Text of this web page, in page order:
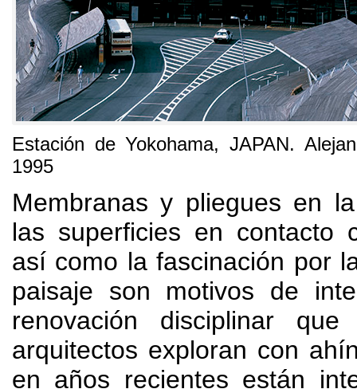
Estación de Yokohama, JAPAN.
1995
Membranas y pliegues en
las superficies en contacto
así como la fascinación por
paisaje son motivos de
renovación disciplinar que
arquitectos exploran con
en años recientes están